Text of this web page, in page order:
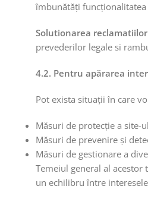
îmbunătăți
Solutionarea reclamatiilor
prevederilor legale si
4.2. Pentru apărarea
Pot exista situații în care
Măsuri de protecție a site-
Măsuri de prevenire și
Măsuri de gestionare a
Temeiul general al
un echilibru între